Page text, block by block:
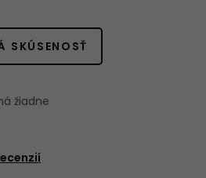
SKÚSENOSŤ
žiadne